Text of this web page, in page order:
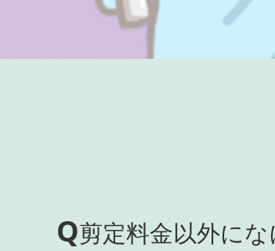
Q剪定料金以外に